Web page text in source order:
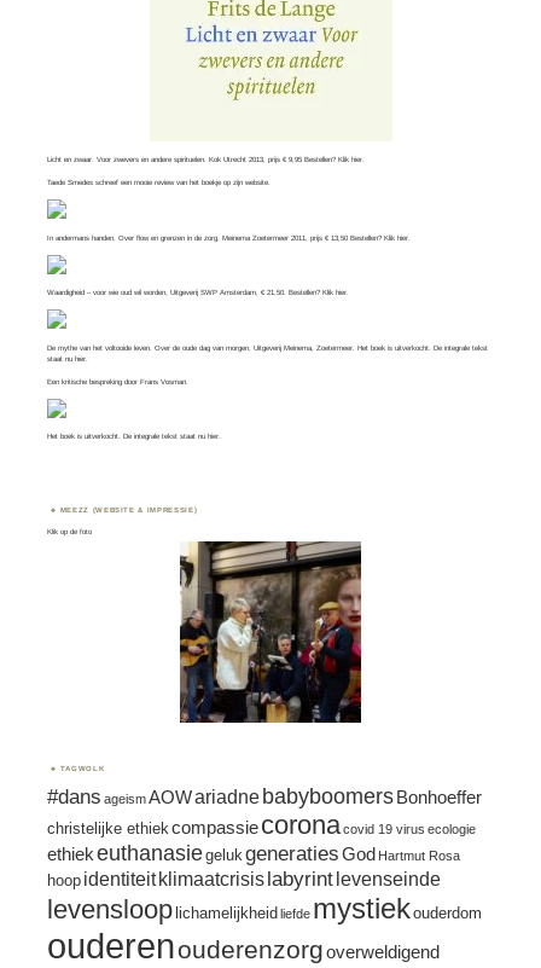
Licht en zwaar. Voor zwevers en andere spirituelen. Kok Utrecht 2013, prijs € 9,95 Bestellen? Klikhier
Taede Smedes schreef een mooie review van het boekje op zijnwebsite
In andermans handen. Over flow en grenzen in de zorg. Meinema Zoetermeer 2011, prijs € 13,50 Bestellen? Klikhier
Waardigheid – voor wie oud wil worden, Uitgeverij SWP Amsterdam, € 21,50. Bestellen? Klikhier
De mythe van het voltooide leven. Over de oude dag van morgen, Uitgeverij Meinema, Zoetermeer. Het boek is uitverkocht. De integrale tekst
staat nuhier
Een kritische bespreking doorFrans Vosman
Het boek is uitverkocht. De integrale tekst staat nuhier.
MEEZZ (WEBSITE & IMPRESSIE)
Klik op de foto
TAGWOLK
#dans ageismAOWariadne babyboomers Bonhoeffer
christelijke ethiekcompassiecoronacovid 19 virus ecologie
ethiekeuthanasiegelukgeneratiesGod Hartmut Rosa
hoop identiteit klimaatcrisislabyrint levenseinde
levensloop lichamelijkheid liefde mystiekouderdom
ouderenouderenzorgoverweldigend